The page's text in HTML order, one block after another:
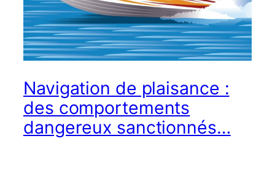
Navigation de plaisance :
des comportements
dangereux sanctionnés…